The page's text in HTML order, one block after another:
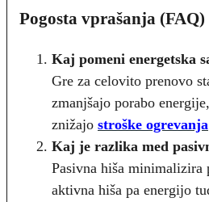
Pogosta vprašanja (FAQ)
Kaj pomeni energetska
Gre za celovito prenovo
zmanjšajo porabo
znižajo stroške ogrevanja
Kaj je razlika med
Pasivna hiša minimalizira
aktivna hiša pa energijo